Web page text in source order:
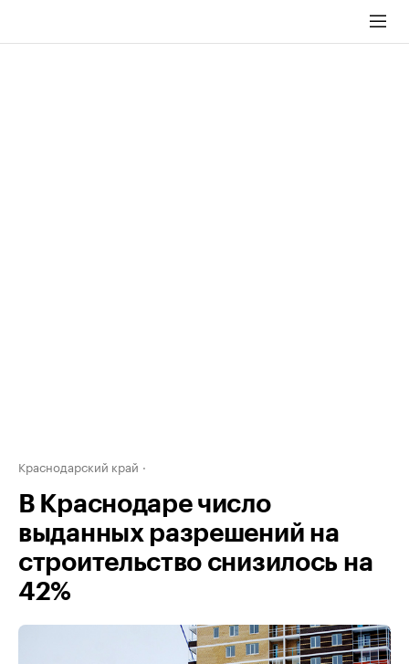
Краснодарский край
В Краснодаре число
выданных разрешений на
строительство снизилось на
42%